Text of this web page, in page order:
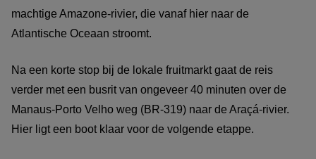
machtige Amazone-rivier, die vanaf hier naar de
Atlantische Oceaan stroomt.
Na een korte stop bij de lokale fruitmarkt gaat de reis
verder met een busrit van ongeveer 40 minuten over de
Manaus-Porto Velho weg (BR-319) naar de Araçá-rivier.
Hier ligt een boot klaar voor de volgende etappe.